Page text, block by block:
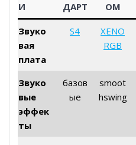
И
ДАРТ
ОМ
Звуко
вая
плата
S4
XENO
RGB
Звуко
вые
эффек
ты
базов
ые
smoot
hswing